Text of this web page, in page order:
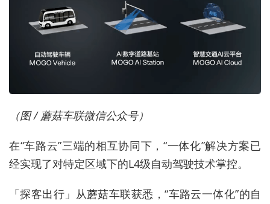
（图 / 蘑菇车联微信公众号）
在“车路云”三端的相互协同下，“一体化”解决方案已
经实现了对特定区域下的L4级自动驾驶技术掌控。
「探客出行」从蘑菇车联获悉，“车路云一体化”的自